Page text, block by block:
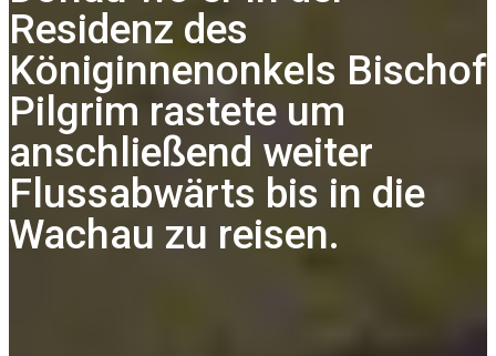
Residenz des
Königinnenonkels Bischof
Pilgrim rastete um
anschließend weiter
Flussabwärts bis in die
Wachau zu reisen.